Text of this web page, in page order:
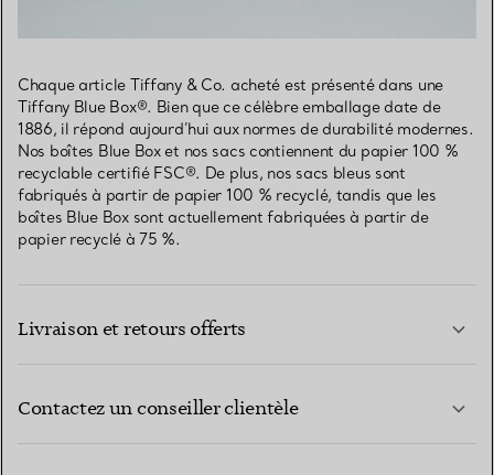
Chaque article Tiffany & Co. acheté est présenté dans une
Tiffany Blue Box®. Bien que ce célèbre emballage date de
1886, il répond aujourd’hui aux normes de durabilité modernes.
Nos boîtes Blue Box et nos sacs contiennent du papier 100 %
recyclable certifié FSC®. De plus, nos sacs bleus sont
fabriqués à partir de papier 100 % recyclé, tandis que les
boîtes Blue Box sont actuellement fabriquées à partir de
papier recyclé à 75 %.
Livraison et retours offerts
Contactez un conseiller clientèle